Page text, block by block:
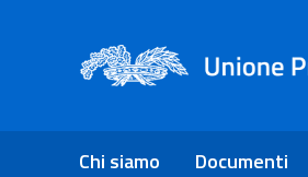
Chi siamo Documenti